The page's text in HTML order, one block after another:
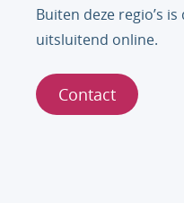
Buiten deze regio’s
uitsluitend online.
Contact